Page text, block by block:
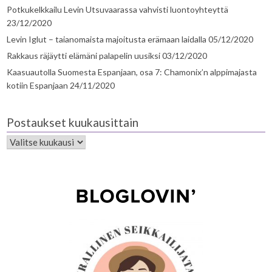
Potkukelkkailu Levin Utsuvaarassa vahvisti luontoyhteyttä
23/12/2020
Levin Iglut – taianomaista majoitusta erämaan laidalla 05/12/2020
Rakkaus räjäytti elämäni palapelin uusiksi03/12/2020
Kaasuautolla Suomesta Espanjaan, osa 7: Chamonix’n alppimajasta
kotiin Espanjaan 24/11/2020
Postaukset kuukausittain